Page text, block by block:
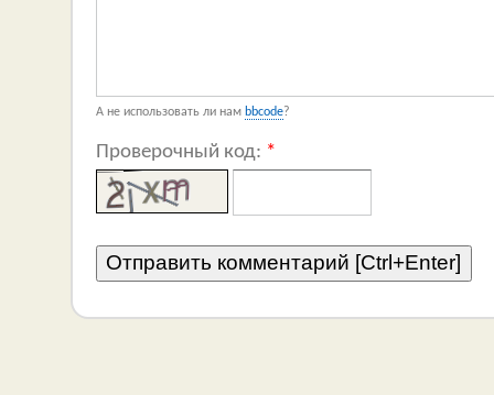
А не использовать ли нам bbcode?
Проверочный код: *